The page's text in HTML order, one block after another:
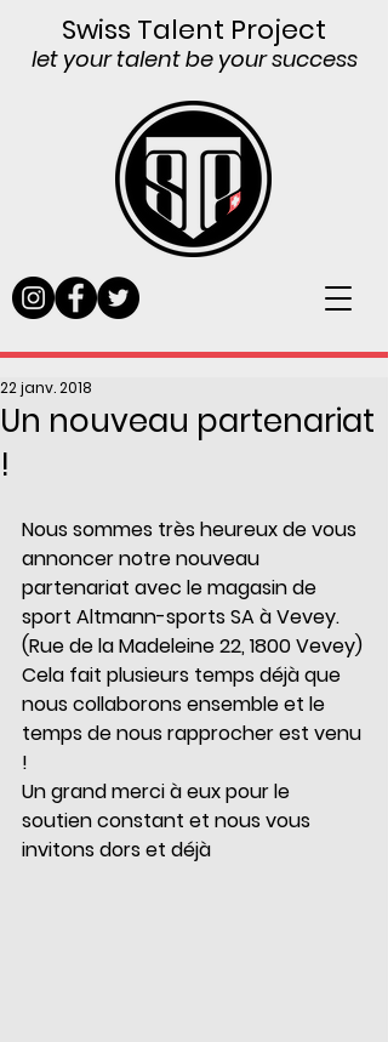
Swiss Talent Project
let your talent be your success
Un nouveau partenariat
!
22 janv. 2018
Nous sommes très heureux de vous
annoncer notre nouveau
partenariat avec le magasin de
sport Altmann-sports SA à Vevey.
(Rue de la Madeleine 22, 1800 Vevey)
Cela fait plusieurs temps déjà que
nous collaborons ensemble et le
temps de nous rapprocher est venu
!
Un grand merci à eux pour le
soutien constant et nous vous
invitons dors et déjà